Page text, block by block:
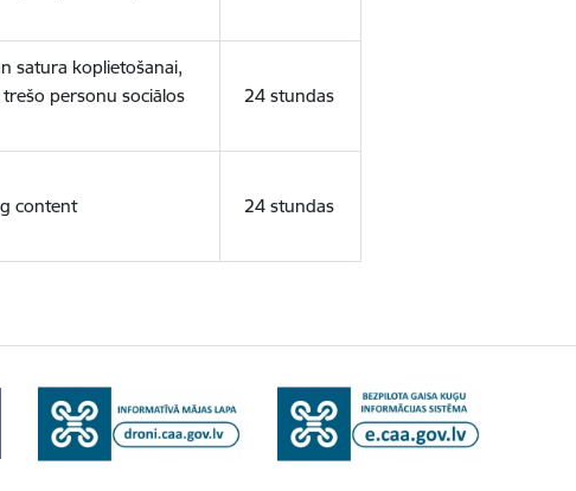
satura koplietošanai,
personu sociālos
24 stundas
content 24 stundas